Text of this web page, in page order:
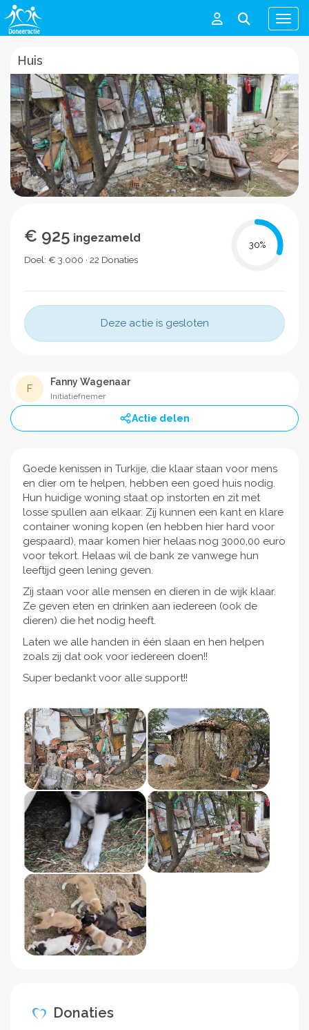
Menu
Huis
€ 925 ingezameld
Doel: € 3.000 · 22 Donaties
30%
Deze actie is gesloten
F
Fanny Wagenaar
Initiatiefnemer
Actie delen
Goede kenissen in Turkije, die klaar staan voor mens
en dier om te helpen, hebben een goed huis nodig.
Hun huidige woning staat op instorten en zit met
losse spullen aan elkaar. Zij kunnen een kant en klare
container woning kopen (en hebben hier hard voor
gespaard), maar komen hier helaas nog 3000,00 euro
voor tekort. Helaas wil de bank ze vanwege hun
leeftijd geen lening geven.
Zij staan voor alle mensen en dieren in de wijk klaar.
Ze geven eten en drinken aan iedereen (ook de
dieren) die het nodig heeft.
Laten we alle handen in één slaan en hen helpen
zoals zij dat ook voor iedereen doen!!
Super bedankt voor alle support!!
Donaties